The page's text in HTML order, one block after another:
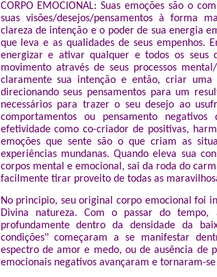
CORPO EMOCIONAL: Suas emoções são o
suas visões/desejos/pensamentos à forma
clareza de intenção e o poder de sua energia
que leva e as qualidades de seus empenhos.
energizar e ativar qualquer e todos os seus
movimento através de seus processos
claramente sua intenção e então, criar
direcionando seus pensamentos para um
necessários para trazer o seu desejo ao
comportamentos ou pensamento
efetividade como co-criador de positivas,
emoções que sente são o que criam as
experiências mundanas. Quando eleva sua
corpos mental e emocional, sai da roda do
facilmente tirar proveito de todas as
No principio, seu original corpo emocional foi
Divina natureza. Com o passar do
profundamente dentro da densidade da
condições" começaram a se manifestar
espectro de amor e medo, ou de ausência de
emocionais negativos avançaram e tornaram-